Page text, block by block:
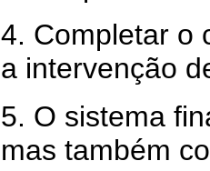
4. Completar o
a intervenção
5. O sistema
mas também